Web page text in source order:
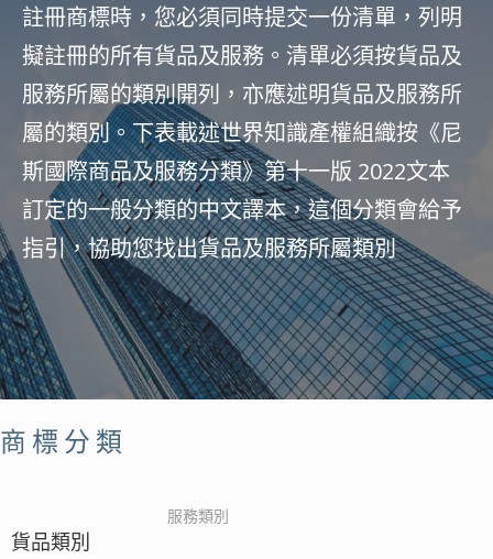
註冊商標時，您必須同時提交一份清單，列明
擬註冊的所有貨品及服務。清單必須按貨品及
服務所屬的類別開列，亦應述明貨品及服務所
屬的類別。下表載述世界知識產權組織按《尼
斯國際商品及服務分類》第十一版 2022文本
訂定的一般分類的中文譯本，這個分類會給予
指引，協助您找出貨品及服務所屬類別
商標分類
貨品類別
服務類別